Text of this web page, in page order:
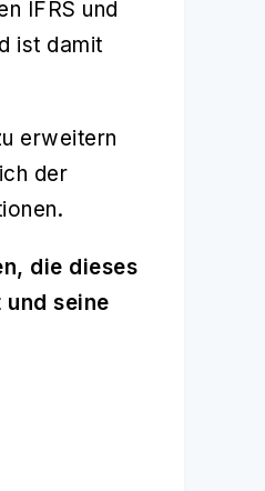
IFRS und
ist damit
erweitern
der
die dieses
seine